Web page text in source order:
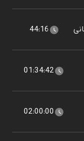
44:16
01:34:42
02:00:00